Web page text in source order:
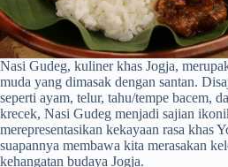
Nasi Gudeg, kuliner khas Jogja,
muda yang dimasak dengan santan.
seperti ayam, telur, tahu/tempe bacem,
krecek, Nasi Gudeg menjadi sajian
merepresentasikan kekayaan rasa khas
suapannya membawa kita merasakan
kehangatan budaya Jogja.